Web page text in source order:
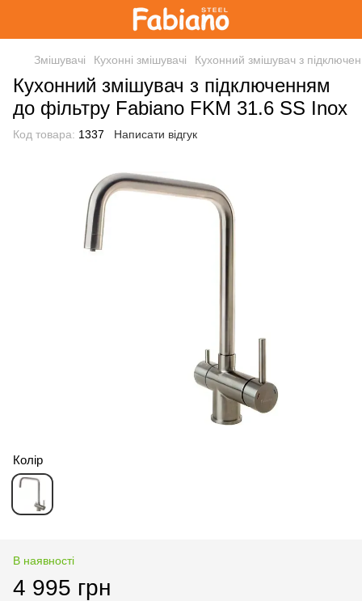
Змішувачі Кухонні змішувачі Кухонний змішувач з
Кухонний змішувач з підключенням
до фільтру Fabiano FKM 31.6 SS Inox
Код товара: 1337 Написати відгук
Колір
В наявності
4 995 грн